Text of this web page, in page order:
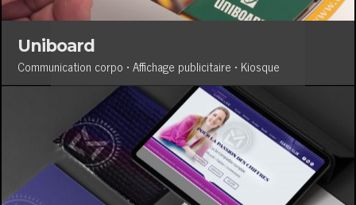
Uniboard
Communication corpo • Affichage publicitaire • Kiosque